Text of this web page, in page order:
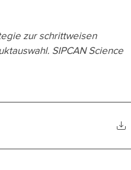
zur schrittweisen
SIPCAN Science